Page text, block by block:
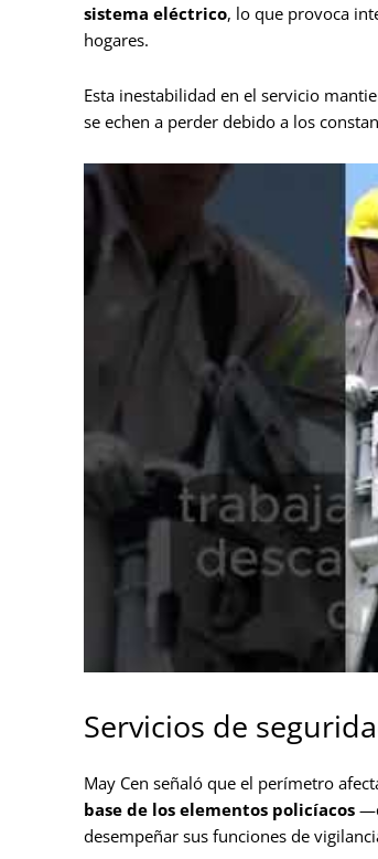
sistema eléctrico, lo que provoca
hogares.
Esta inestabilidad en el servicio
se echen a perder debido a los
Servicios de
May Cen señaló que el perímetro
base de los elementos policíacos
desempeñar sus funciones de